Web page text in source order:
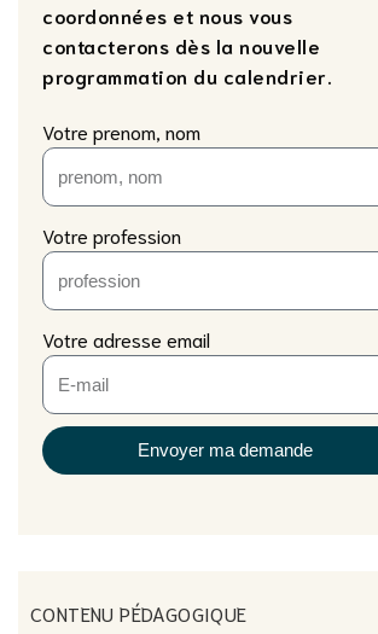
coordonnées et nous vous
contacterons dès la nouvelle
programmation du calendrier.
Votre prenom, nom
Votre profession
Votre adresse email
Envoyer ma demande
CONTENU PÉDAGOGIQUE